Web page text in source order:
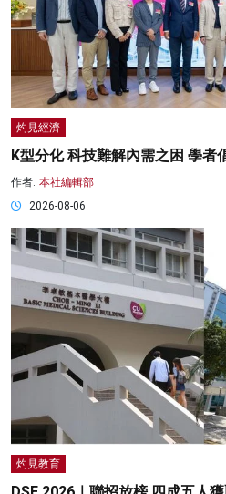
灼見經濟
K型分化 科技難解內需之困 學者
作者: 本社編輯部
2026-08-06
灼見教育